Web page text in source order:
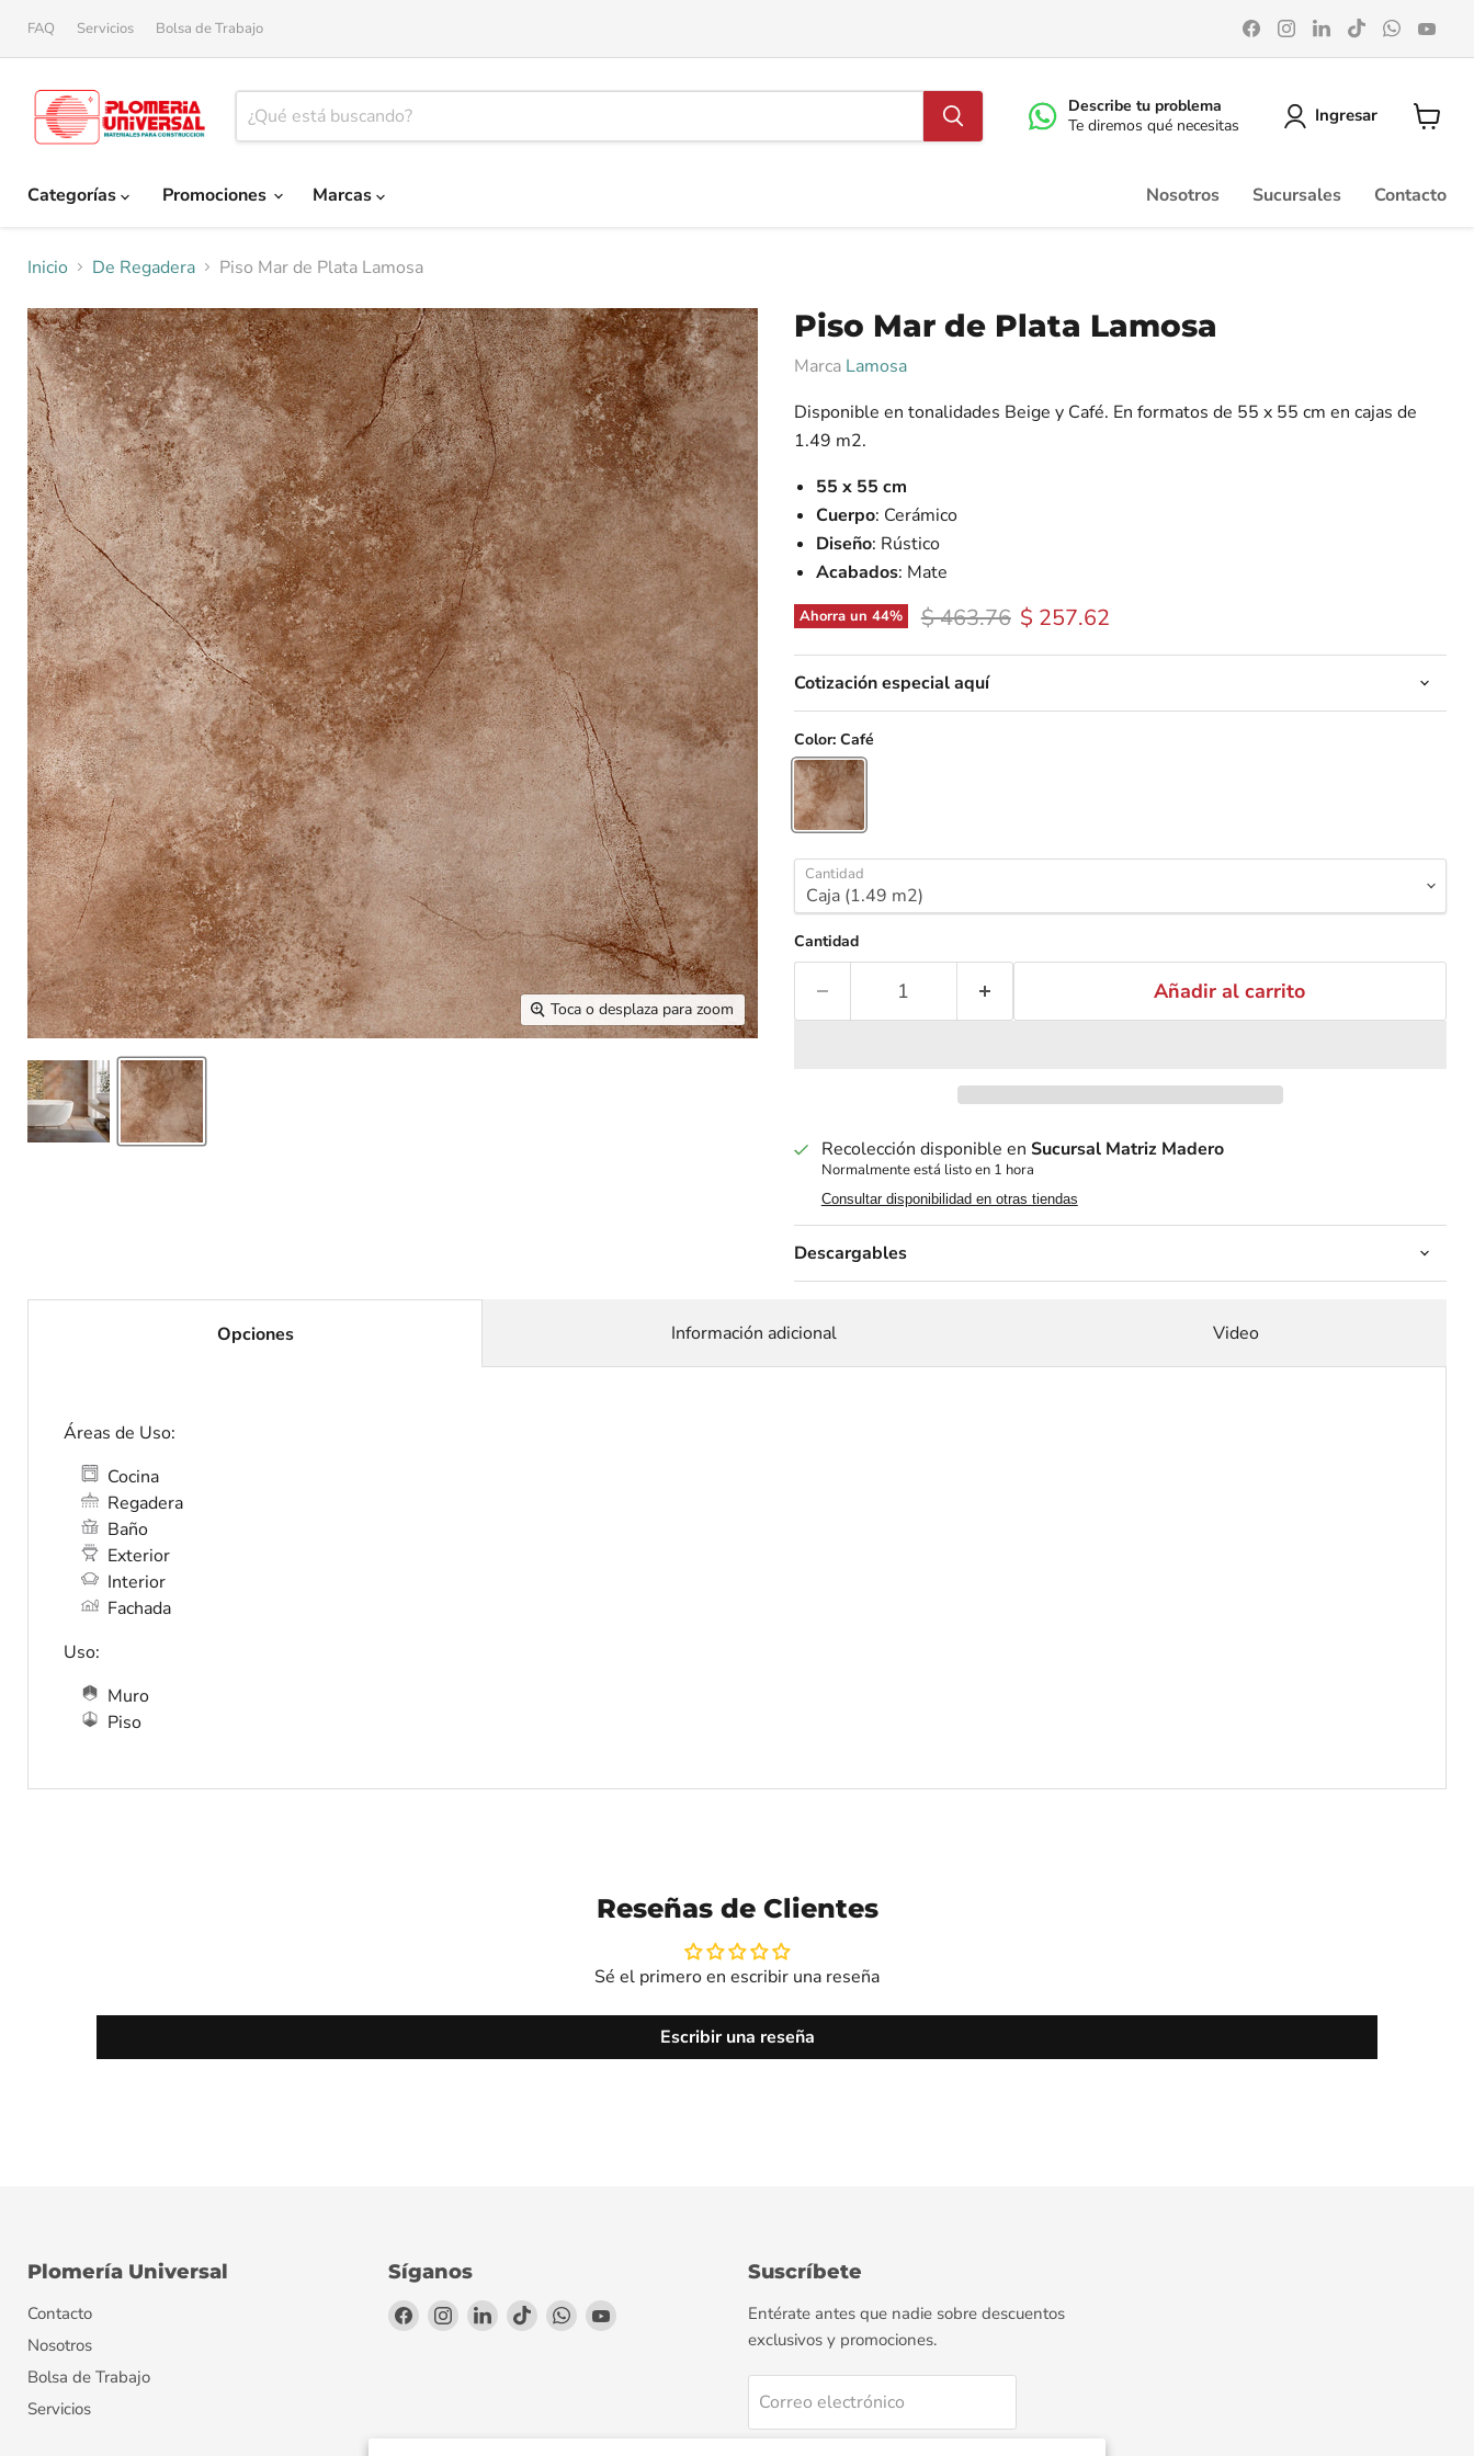
FAQ Servicios Bolsa de Trabajo
Encuéntrenos
en
Facebook
Encuéntrenos
en
Instagram
Encuéntrenos
en
LinkedIn
Encuéntrenos
en
TikTok
en
Describe tu problema
Te diremos qué necesitas
Ingresar
Categorías
Promociones Marcas Nosotros Sucursales Contacto
Inicio De Regadera Piso Mar de Plata Lamosa
Toca o desplaza para zoom
Piso Mar de Plata Lamosa
Marca Lamosa
Disponible en tonalidades Beige y Café. En formatos de 55 x 55 cm en cajas de
1.49 m2.
55 x 55 cm
Cuerpo: Cerámico
Diseño: Rústico
Acabados: Mate
Ahorra un 44% Precio original
$ 463.76 Precio actual
$ 257.62
Cotización especial aquí
Color: Café
Cantidad
Cantidad
Añadir al carrito
Recolección disponible en Sucursal Matriz Madero
Normalmente está listo en 1 hora
Consultar disponibilidad en otras tiendas
Descargables
Opciones
Áreas de Uso:
Cocina
Regadera
Baño
Exterior
Interior
Fachada
Uso:
Muro
Piso
Información adicional Video
Reseñas de Clientes
Sé el primero en escribir una reseña
Escribir una reseña
Plomería Universal
Contacto
Nosotros
Bolsa de Trabajo
Servicios
Síganos
Encuéntrenos
Encuéntrenos
Encuéntrenos
Encuéntrenos
Encuéntrenos
Encuéntrenos
Suscríbete
Entérate antes que nadie sobre descuentos
exclusivos y promociones.
Correo electrónico